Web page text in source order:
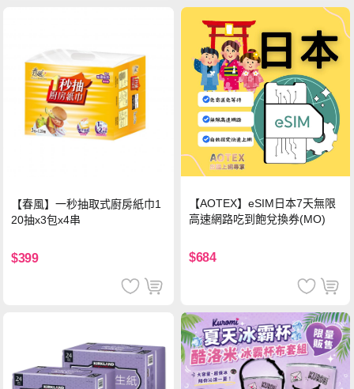
【春風】一秒抽取式廚房紙巾1
20抽x3包x4串
$399
【AOTEX】eSIM日本7天無限
高速網路吃到飽兌換券(MO)
$684